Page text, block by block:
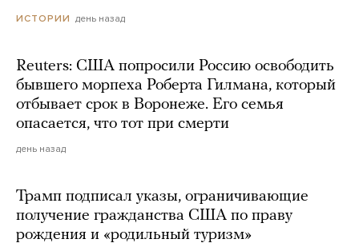
ИСТОРИИ день назад
Reuters: США попросили Россию освободить
бывшего морпеха Роберта Гилмана, который
отбывает срок в Воронеже. Его семья
опасается, что тот при смерти
день назад
Трамп подписал указы, ограничивающие
получение гражданства США по праву
рождения и «родильный туризм»